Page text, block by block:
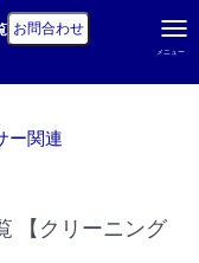
メニュー
お問合わせ
ー関連
【クリーニング